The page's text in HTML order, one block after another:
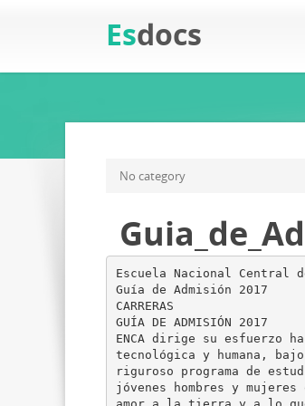
Esdocs
No category
Escuela Nacional Central
Guía de Admisión 2017
CARRERAS
GUÍA DE ADMISIÓN 2017
ENCA dirige su esfuerzo
tecnológica y humana,
riguroso programa de
jóvenes hombres y mujeres
amor a la tierra y a lo